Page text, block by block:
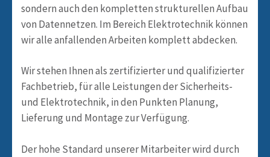
sondern auch den kompletten strukturellen Aufbau
von Datennetzen. Im Bereich Elektrotechnik können
wir alle anfallenden Arbeiten komplett abdecken.
Wir stehen Ihnen als zertifizierter und qualifizierter
Fachbetrieb, für alle Leistungen der Sicherheits-
und Elektrotechnik, in den Punkten Planung,
Lieferung und Montage zur Verfügung.
Der hohe Standard unserer Mitarbeiter wird durch